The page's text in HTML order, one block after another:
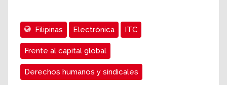
Filipinas Electrónica ITC
Frente al capital global
Derechos humanos y sindicales